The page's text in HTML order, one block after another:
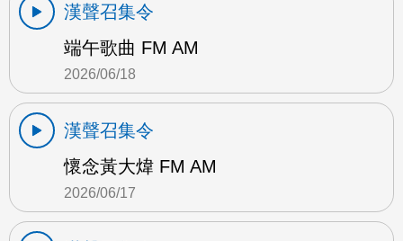
漢聲召集令
端午歌曲 FM AM
2026/06/18
漢聲召集令
懷念黃大煒 FM AM
2026/06/17